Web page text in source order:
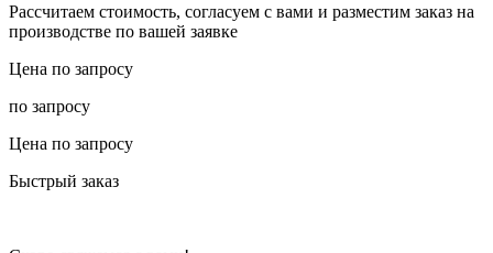
Рассчитаем стоимость, согласуем с вами и разместим заказ на
производстве по вашей заявке
Цена по запросу
по запросу
Цена по запросу
Быстрый заказ